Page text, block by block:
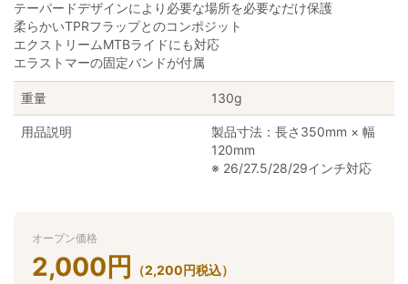
テーパードデザインにより必要な場所を必要なだけ保護
柔らかいTPRフラップとのコンポジット
エクストリームMTBライドにも対応
エラストマーの固定バンドが付属
重量 130g
用品説明
製品寸法：長さ350mm × 幅
120mm
※ 26/27.5/28/29インチ対応
オープン価格
2,000 円 （2,200円税込）